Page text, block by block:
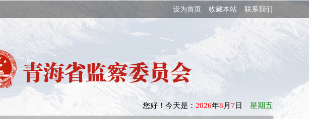
设为首页 收藏本站 联系我们
您好！ 今天是： 2026年8 月 7 日 星期五